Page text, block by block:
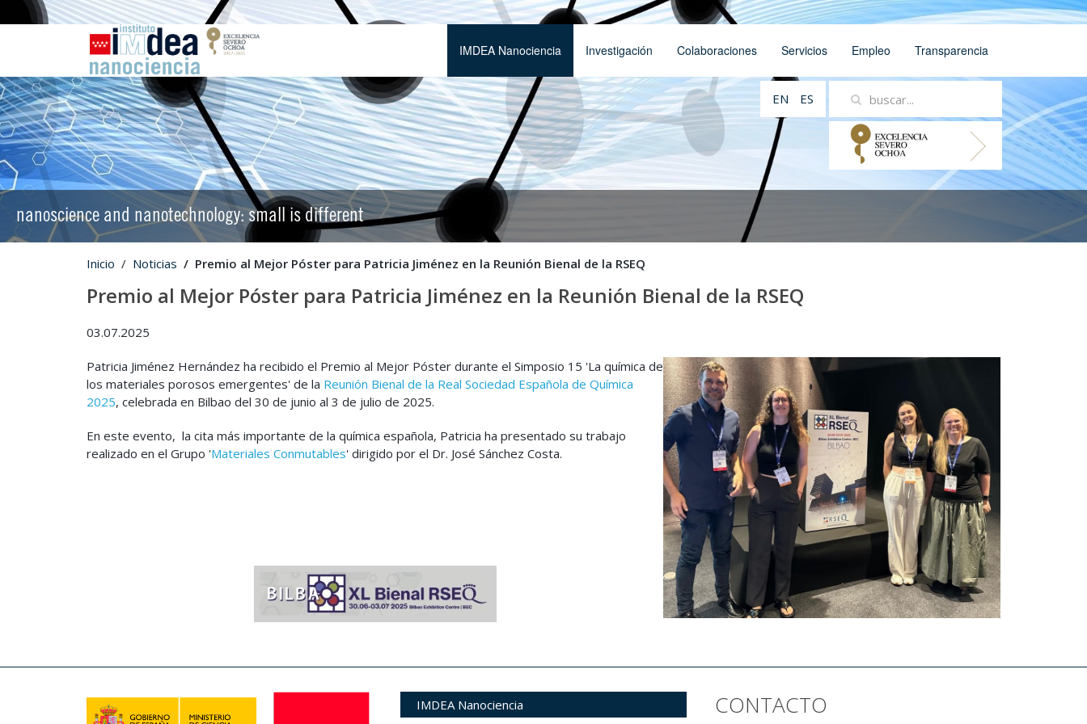
IMDEA Nanociencia Investigación Colaboraciones Servicios Empleo Transparencia
EN ES
nanoscience and nanotechnology: small is different
Inicio Noticias Premio al Mejor Póster para Patricia Jiménez en la Reunión Bienal de la RSEQ
Premio al Mejor Póster para Patricia Jiménez en la Reunión Bienal de la RSEQ
03.07.2025
Patricia Jiménez Hernández ha recibido el Premio al Mejor Póster durante el Simposio 15 'La química de
los materiales porosos emergentes' de la Reunión Bienal de la Real Sociedad Española de Química
2025, celebrada en Bilbao del 30 de junio al 3 de julio de 2025.
En este evento, la cita más importante de la química española, Patricia ha presentado su trabajo
realizado en el Grupo 'Materiales Conmutables' dirigido por el Dr. José Sánchez Costa.
IMDEA Nanociencia
CONTACTO